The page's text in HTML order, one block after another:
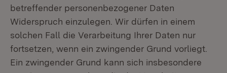
betreffender personenbezogener Daten
Widerspruch einzulegen. Wir dürfen in einem
solchen Fall die Verarbeitung Ihrer Daten nur
fortsetzen, wenn ein zwingender Grund vorliegt.
Ein zwingender Grund kann sich insbesondere